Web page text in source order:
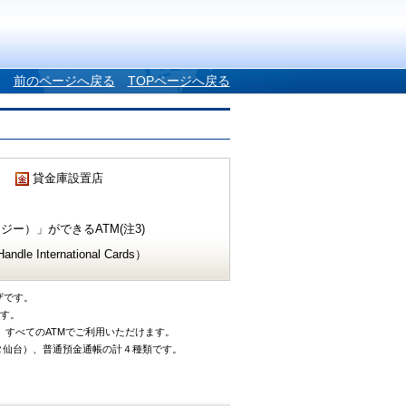
前のページへ戻る TOPページへ戻る
貸金庫設置店
ー）」ができるATM(注3)
International Cards）
す。
。
べてのATMでご利用いただけます。
台）、普通預金通帳の計４種類です。